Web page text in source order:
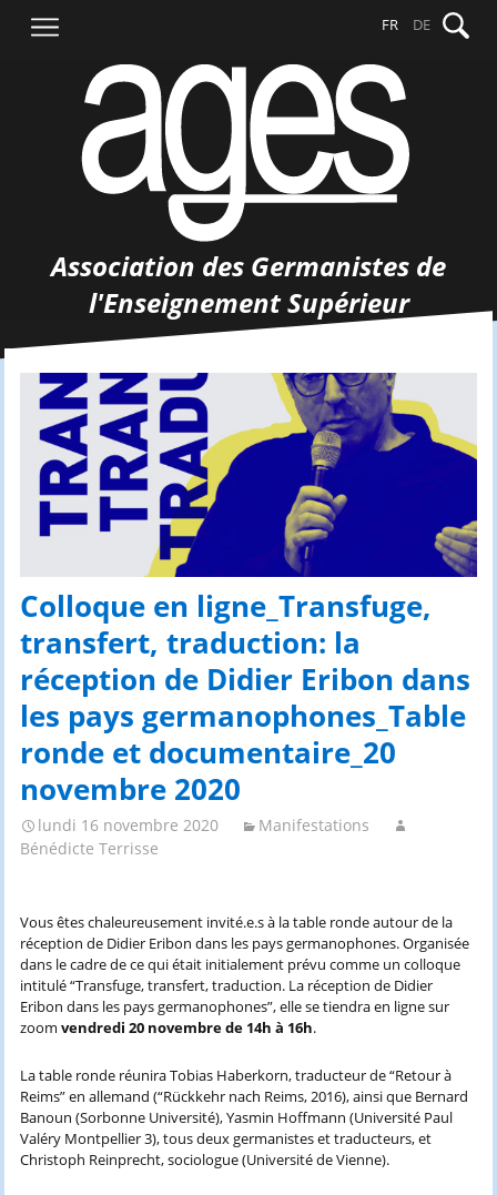
contenu
FR DE
Association des Germanistes de
l'Enseignement Supérieur
Colloque en ligne_Transfuge,
transfert, traduction: la
réception de Didier Eribon dans
les pays germanophones_Table
ronde et documentaire_20
novembre 2020
lundi 16 novembre 2020
Manifestations
Bénédicte Terrisse
Vous êtes chaleureusement invité.e.s à la table ronde autour de la
réception de Didier Eribon dans les pays germanophones. Organisée
dans le cadre de ce qui était initialement prévu comme un colloque
intitulé “Transfuge, transfert, traduction. La réception de Didier
Eribon dans les pays germanophones”, elle se tiendra en ligne sur
zoom vendredi 20 novembre de 14h à 16h.
La table ronde réunira Tobias Haberkorn, traducteur de “Retour à
Reims” en allemand (“Rückkehr nach Reims, 2016), ainsi que Bernard
Banoun (Sorbonne Université), Yasmin Hoffmann (Université Paul
Valéry Montpellier 3), tous deux germanistes et traducteurs, et
Christoph Reinprecht, sociologue (Université de Vienne).